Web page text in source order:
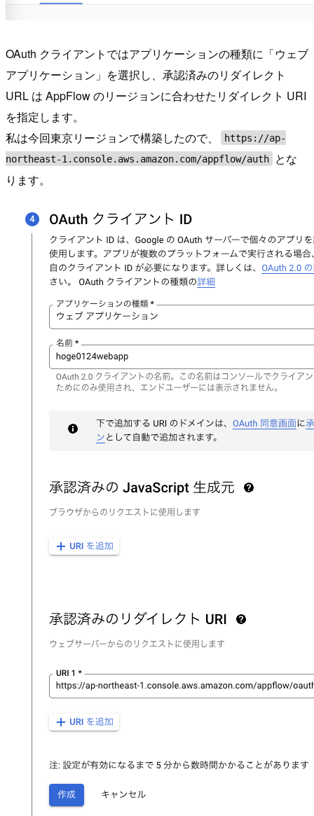
OAuth クライアントではアプリケーションの種類に「ウェブ
アプリケーション」を選択し、承認済みのリダイレクト
URL は AppFlow のリージョンに合わせたリダイレクト URI
を指定します。
私は今回東京リージョンで構築したので、
https://ap-
northeast-1.console.aws.amazon.com/appflow/auth
とな
ります。